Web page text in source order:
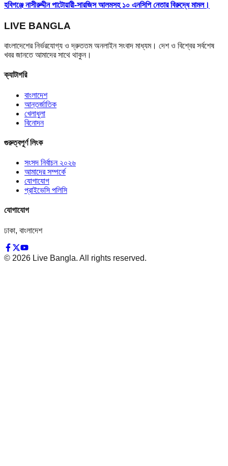
হবিগঞ্জে নাসীরুদ্দীন পাটোয়ারী-সারজিস আলমসহ ১০ এনসিপি নেতার বিরুদ্ধে মামল।
LIVE BANGLA
বাংলাদেশের নির্ভরযোগ্য ও দ্রুততম অনলাইন সংবাদ মাধ্যম। দেশ ও বিশ্বের সর্বশেষ
খবর জানতে আমাদের সাথে থাকুন।
ক্যাটাগরি
বাংলাদেশ
আন্তর্জাতিক
খেলাধুলা
বিনোদন
গুরুত্বপূর্ণ লিংক
সংসদ নির্বাচন ২০২৬
আমাদের সম্পর্কে
যোগাযোগ
প্রাইভেসি পলিসি
যোগাযোগ
ঢাকা, বাংলাদেশ
© 2026 Live Bangla. All rights reserved.